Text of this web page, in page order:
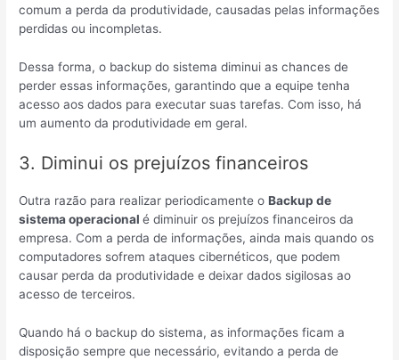
comum a perda da produtividade, causadas pelas informações
perdidas ou incompletas.
Dessa forma, o backup do sistema diminui as chances de
perder essas informações, garantindo que a equipe tenha
acesso aos dados para executar suas tarefas. Com isso, há
um aumento da produtividade em geral.
3. Diminui os prejuízos financeiros
Outra razão para realizar periodicamente oBackup de
sistema operacionalé diminuir os prejuízos financeiros da
empresa. Com a perda de informações, ainda mais quando os
computadores sofrem ataques cibernéticos, que podem
causar perda da produtividade e deixar dados sigilosas ao
acesso de terceiros.
Quando há o backup do sistema, as informações ficam a
disposição sempre que necessário, evitando a perda de